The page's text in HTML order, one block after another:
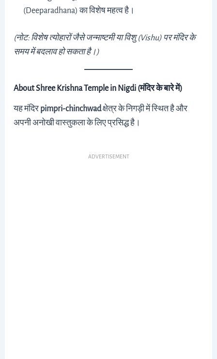
(Deeparadhana) का विशेष महत्व है।
(नोट: विशेष त्योहारों जैसे जन्माष्टमी या विशु (Vishu) पर मंदिर के
समय में बदलाव हो सकता है।)
About Shree Krishna Temple in Nigdi (मंदिर के बारे में)
यह मंदिर pimpri-chinchwadक्षेत्र के निगड़ी में स्थित है और
अपनी अनोखी वास्तुकला के लिए प्रसिद्ध है।
ADVERTISEMENT